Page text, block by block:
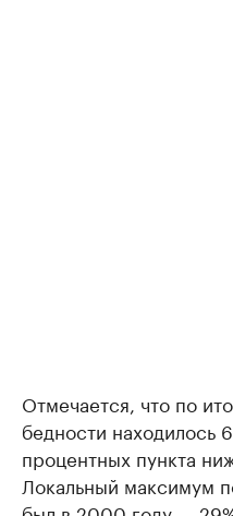
Отмечается, что по
бедности находилось
процентных пункта
Локальный максимум